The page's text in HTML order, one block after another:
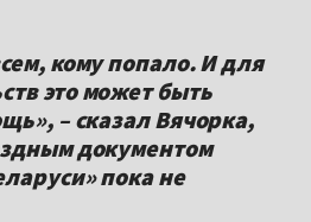
кому попало. И для
это может быть
– сказал Вячорка,
документом
пока не